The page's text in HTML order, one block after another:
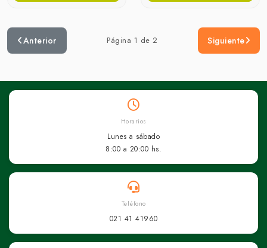
Anterior Página 1 de 2 Siguiente
Horarios
Lunes a sábado
8:00 a 20:00 hs.
Teléfono
021 41 41960